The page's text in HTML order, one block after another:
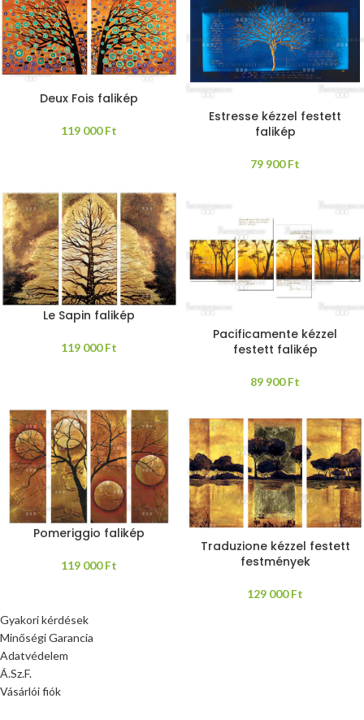
Deux Fois falikép
119 000Ft
Estresse kézzel festett
falikép
79 900Ft
Le Sapin falikép
119 000Ft
Pacificamente kézzel
festett falikép
89 900Ft
Pomeriggio falikép
119 000Ft
Traduzione kézzel festett
festmények
129 000Ft
Gyakori kérdések
Minőségi Garancia
Adatvédelem
Á.Sz.F.
Vásárlói fiók